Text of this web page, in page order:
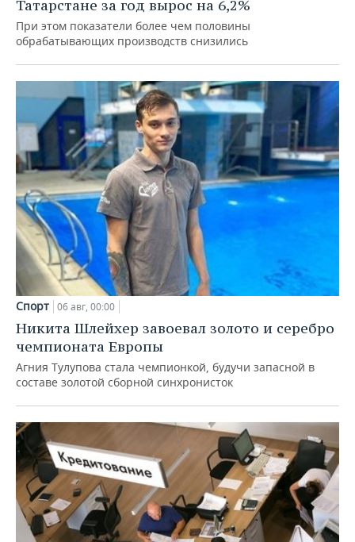
Татарстане за год вырос на 6,2%
При этом показатели более чем половины
обрабатывающих производств снизились
Спорт 06 авг, 00:00
Никита Шлейхер завоевал золото и серебро
чемпионата Европы
Агния Тулупова стала чемпионкой, будучи запасной в
составе золотой сборной синхронисток